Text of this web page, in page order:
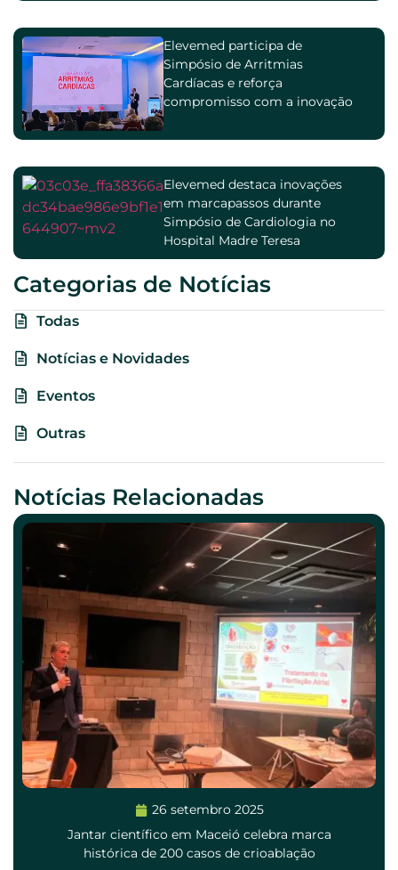
Elevemed participa de
Simpósio de Arritmias
Cardíacas e reforça
compromisso com a inovação
Elevemed destaca inovações
em marcapassos durante
Simpósio de Cardiologia no
Hospital Madre Teresa
Categorias de Notícias
Todas
Notícias e Novidades
Eventos
Outras
Notícias Relacionadas
26 setembro 2025
Jantar científico em Maceió celebra marca
histórica de 200 casos de crioablação